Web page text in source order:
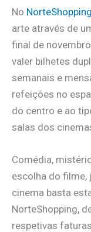
No NorteShopping
arte através de
final de
valer bilhetes
semanais e
refeições no
do centro e ao
salas dos
Comédia,
escolha do filme,
cinema basta
NorteShopping,
respetivas